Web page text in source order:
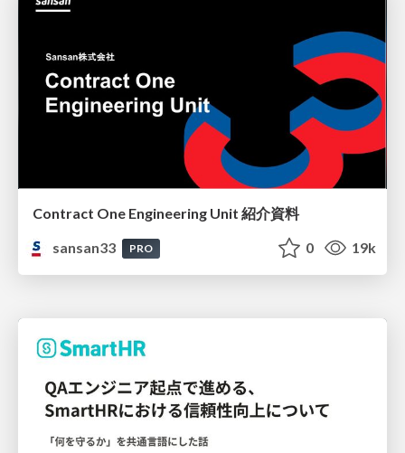
Contract One Engineering Unit 紹介資料
sansan33
PRO 0 19k